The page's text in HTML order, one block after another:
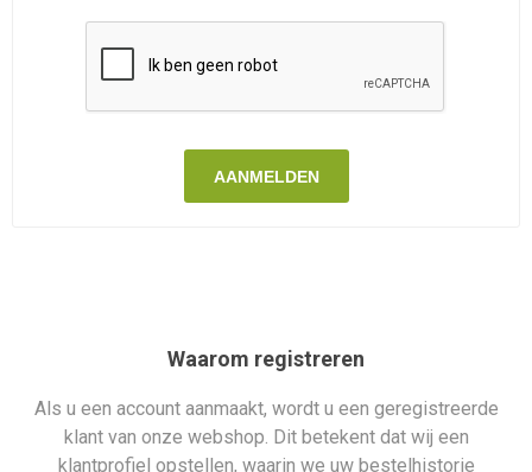
AANMELDEN
Waarom registreren
Als u een account aanmaakt, wordt u een geregistreerde
klant van onze webshop. Dit betekent dat wij een
klantprofiel opstellen, waarin we uw bestelhistorie